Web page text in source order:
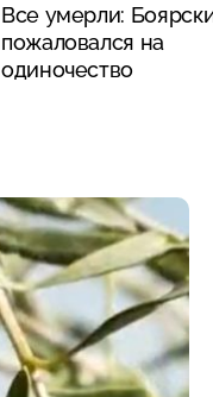
Все умерли:
пожаловался на
одиночество